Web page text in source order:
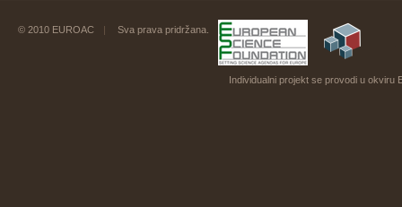
© 2010 EUROAC | Sva prava pridržana.
Individualni projekt se provodi u okviru